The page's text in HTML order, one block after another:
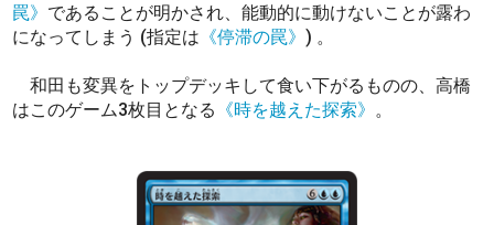
罠》 であることが明かされ、能動的に動けないことが露わ
になってしまう (指定は 《停滞の罠》) 。
和田も変異をトップデッキして食い下がるものの、高橋
はこのゲーム3枚目となる 《時を越えた探索》 。